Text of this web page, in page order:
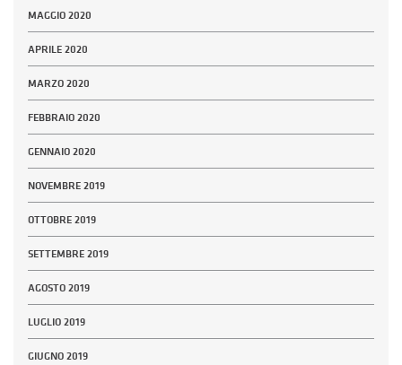
MAGGIO 2020
APRILE 2020
MARZO 2020
FEBBRAIO 2020
GENNAIO 2020
NOVEMBRE 2019
OTTOBRE 2019
SETTEMBRE 2019
AGOSTO 2019
LUGLIO 2019
GIUGNO 2019